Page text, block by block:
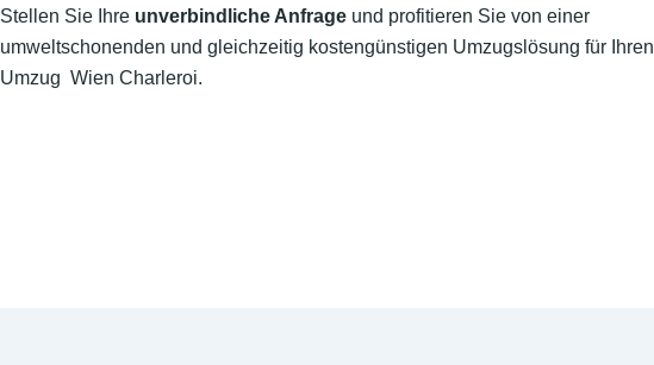
Stellen Sie Ihre unverbindliche Anfrage und profitieren Sie von einer
umweltschonenden und gleichzeitig kostengünstigen Umzugslösung für Ihren
Umzug Wien Charleroi.